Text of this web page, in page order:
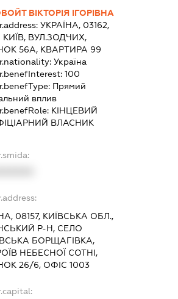
ВІКТОРІЯ ІГОРІВНА
УКРАЇНА, 03162,
КИЇВ, ВУЛ.ЗОДЧИХ,
56А, КВАРТИРА 99
Україна
100
Прямий
вплив
КІНЦЕВИЙ
ВЛАСНИК
08157, КИЇВСЬКА ОБЛ.,
Р-Н, СЕЛО
БОРЩАГІВКА,
НЕБЕСНОЇ СОТНІ,
26/6, ОФІС 1003